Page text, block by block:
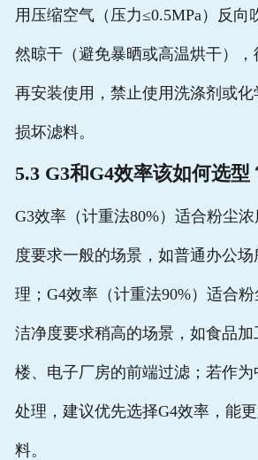
用压缩空气（压力≤0.5MPa）反向
然晾干（避免暴晒或高温烘干）
再安装使用，禁止使用洗涤剂或
损坏滤料。
5.3 G3和G4效率该如何选型
G3效率（计重法80%）适合粉尘
度要求一般的场景，如普通办公
理；G4效率（计重法90%）适合
洁净度要求稍高的场景，如食品
楼、电子厂房的前端过滤；若作
处理，建议优先选择G4效率，能
料。